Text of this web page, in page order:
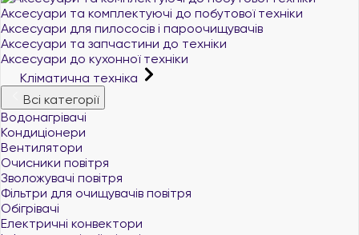
Аксесуари та комплектуючі до побутової техніки
Аксесуари для пилососів і пароочищувачів
Аксесуари та запчастини до техніки
Аксесуари до кухонної техніки
Кліматична техніка
Всі категорії
Водонагрівачі
Кондиціонери
Вентилятори
Очисники повітря
Зволожувачі повітря
Фільтри для очищувачів повітря
Обігрівачі
Електричні конвектори